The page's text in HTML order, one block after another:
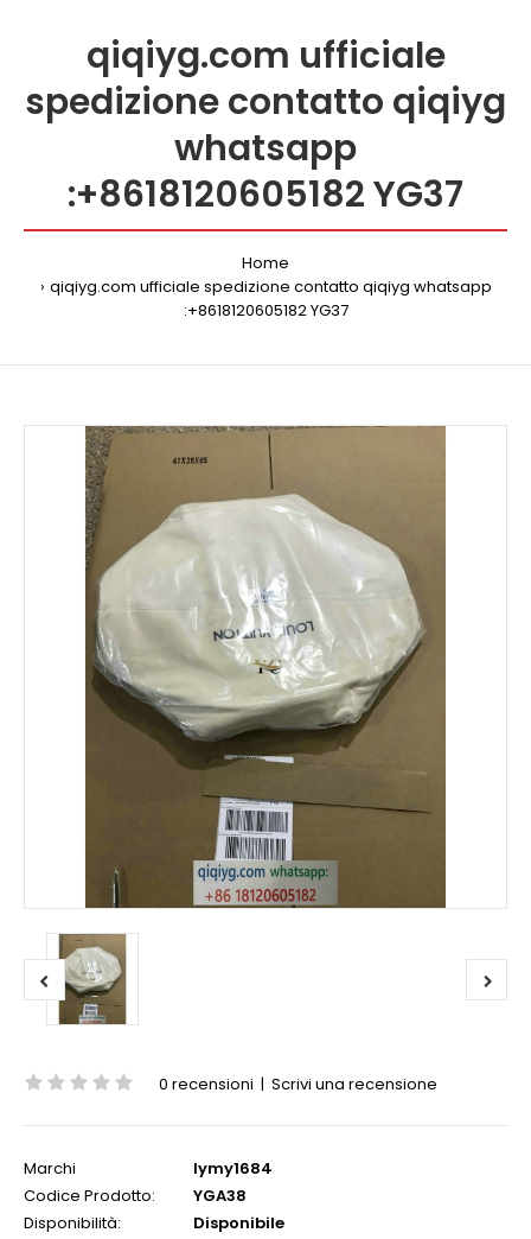
qiqiyg.com ufficiale
spedizione contatto qiqiyg
whatsapp
:+8618120605182 YG37
Home
qiqiyg.com ufficiale spedizione contatto qiqiyg whatsapp
:+8618120605182 YG37
0 recensioni | Scrivi una recensione
Marchi
lymy1684
Codice Prodotto:
YGA38
Disponibilità:
Disponibile